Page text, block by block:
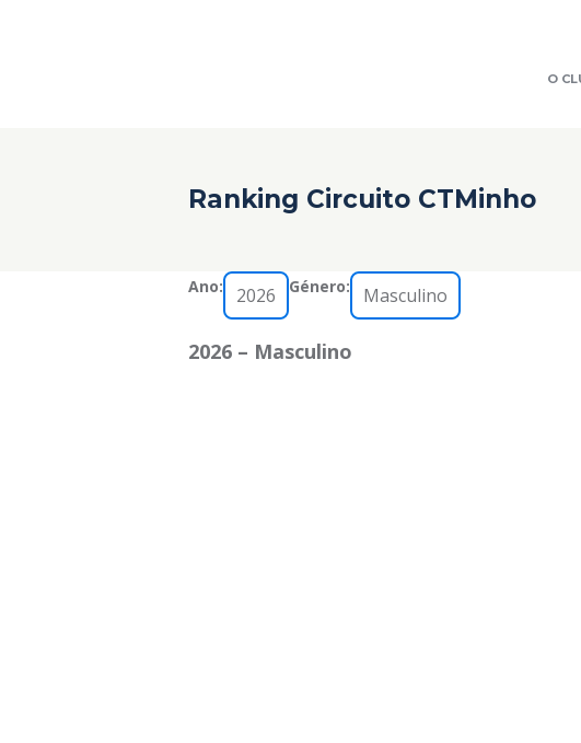
O
Ranking Circuito CTMinho
Ano: Género:
2026 – Masculino